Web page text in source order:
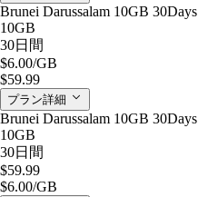
Brunei Darussalam 10GB 30Days
10GB
30日間
$6.00/GB
$59.99
プラン詳細
Brunei Darussalam 10GB 30Days
10GB
30日間
$59.99
$6.00/GB